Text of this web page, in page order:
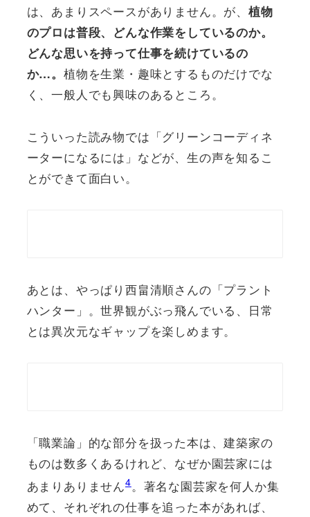
は、あまりスペースがありません。が、 植物
のプロは普段、どんな作業をしているのか。
どんな思いを持って仕事を続けているの
か…。 植物を生業・趣味とするものだけでな
く、一般人でも興味のあるところ。
こういった読み物では「グリーンコーディネ
ーターになるには」などが、生の声を知るこ
とができて面白い。
あとは、やっぱり西畠清順さんの「プラント
ハンター」。世界観がぶっ飛んでいる、日常
とは異次元なギャップを楽しめます。
「職業論」的な部分を扱った本は、建築家の
ものは数多くあるけれど、なぜか園芸家には
あまりありません4。著名な園芸家を何人か集
めて、それぞれの仕事を追った本があれば、